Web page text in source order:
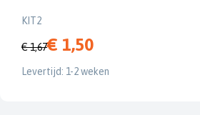
KIT2
€ 1,67€ 1,50
Levertijd: 1-2 weken